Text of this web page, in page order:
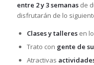
entre 2 y 3 semanasde
disfrutarán de lo
Clases y talleresen
Trato con gente de
Atractivas